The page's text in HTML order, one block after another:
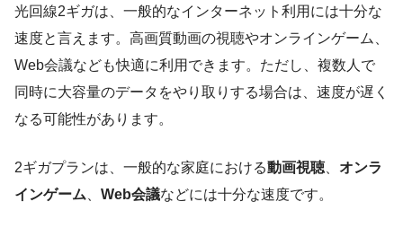
光回線2ギガは、一般的なインターネット利用には十分な
速度と言えます。高画質動画の視聴やオンラインゲーム、
Web会議なども快適に利用できます。ただし、複数人で
同時に大容量のデータをやり取りする場合は、速度が遅く
なる可能性があります。
2ギガプランは、一般的な家庭における動画視聴、 オンラ
インゲーム
Web会議などには十分な速度です。